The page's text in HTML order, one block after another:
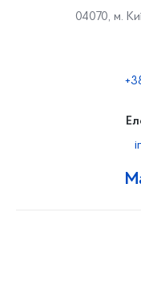
04070, м.